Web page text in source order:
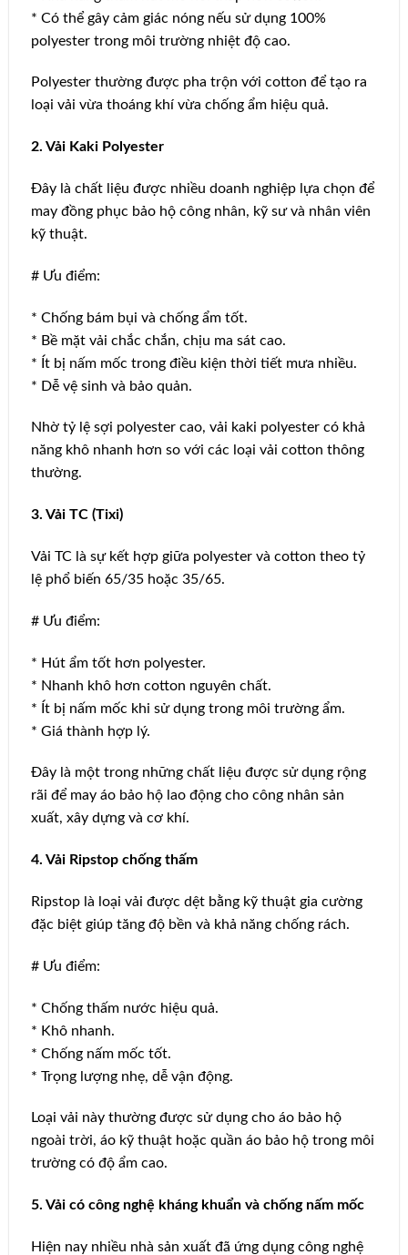
* Có thể gây cảm giác nóng nếu sử dụng 100%
polyester trong môi trường nhiệt độ cao.
Polyester thường được pha trộn với cotton để tạo ra
loại vải vừa thoáng khí vừa chống ẩm hiệu quả.
2. Vải Kaki Polyester
Đây là chất liệu được nhiều doanh nghiệp lựa chọn để
may đồng phục bảo hộ công nhân, kỹ sư và nhân viên
kỹ thuật.
# Ưu điểm:
* Chống bám bụi và chống ẩm tốt.
* Bề mặt vải chắc chắn, chịu ma sát cao.
* Ít bị nấm mốc trong điều kiện thời tiết mưa nhiều.
* Dễ vệ sinh và bảo quản.
Nhờ tỷ lệ sợi polyester cao, vải kaki polyester có khả
năng khô nhanh hơn so với các loại vải cotton thông
thường.
3. Vải TC (Tixi)
Vải TC là sự kết hợp giữa polyester và cotton theo tỷ
lệ phổ biến 65/35 hoặc 35/65.
# Ưu điểm:
* Hút ẩm tốt hơn polyester.
* Nhanh khô hơn cotton nguyên chất.
* Ít bị nấm mốc khi sử dụng trong môi trường ẩm.
* Giá thành hợp lý.
Đây là một trong những chất liệu được sử dụng rộng
rãi để may áo bảo hộ lao động cho công nhân sản
xuất, xây dựng và cơ khí.
4. Vải Ripstop chống thấm
Ripstop là loại vải được dệt bằng kỹ thuật gia cường
đặc biệt giúp tăng độ bền và khả năng chống rách.
# Ưu điểm:
* Chống thấm nước hiệu quả.
* Khô nhanh.
* Chống nấm mốc tốt.
* Trọng lượng nhẹ, dễ vận động.
Loại vải này thường được sử dụng cho áo bảo hộ
ngoài trời, áo kỹ thuật hoặc quần áo bảo hộ trong môi
trường có độ ẩm cao.
5. Vải có công nghệ kháng khuẩn và chống nấm mốc
Hiện nay nhiều nhà sản xuất đã ứng dụng công nghệ